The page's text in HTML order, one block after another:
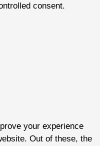
consent.
your experience
Out of these, the